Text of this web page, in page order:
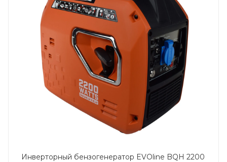
Инверторный бензогенератор EVOline BQH 2200